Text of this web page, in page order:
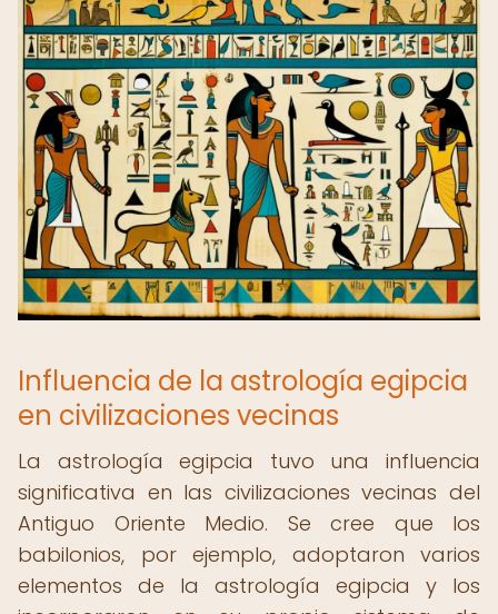
Influencia de la astrología egipcia
en civilizaciones vecinas
La astrología egipcia tuvo una influencia
significativa en las civilizaciones vecinas del
Antiguo Oriente Medio. Se cree que los
babilonios, por ejemplo, adoptaron varios
elementos de la astrología egipcia y los